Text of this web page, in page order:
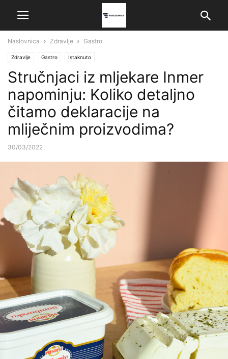
Naslovnica Zdravlje Gastro
Zdravlje Gastro Istaknuto
Stručnjaci iz mljekare Inmer
napominju: Koliko detaljno
čitamo deklaracije na
mliječnim proizvodima?
30/03/2022